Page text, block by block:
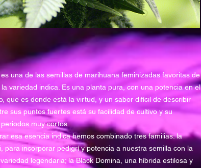
una de las semillas de marihuana feminizadas favoritas de
variedad indica. Es una planta pura, con una potencia en el
que es donde está la virtud, y un sabor difícil de describir
sus puntos fuertes está su facilidad de cultivo y su
muy cortos.
esa esencia indica hemos combinado tres familias: la
para incorporar pedigrí y potencia a nuestra semilla con la
legendaria; la Black Domina, una híbrida estilosa y